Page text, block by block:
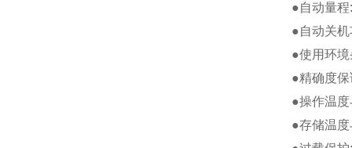
●自动量
●自动关
●使用环
●精确度
●操作温
●存储温